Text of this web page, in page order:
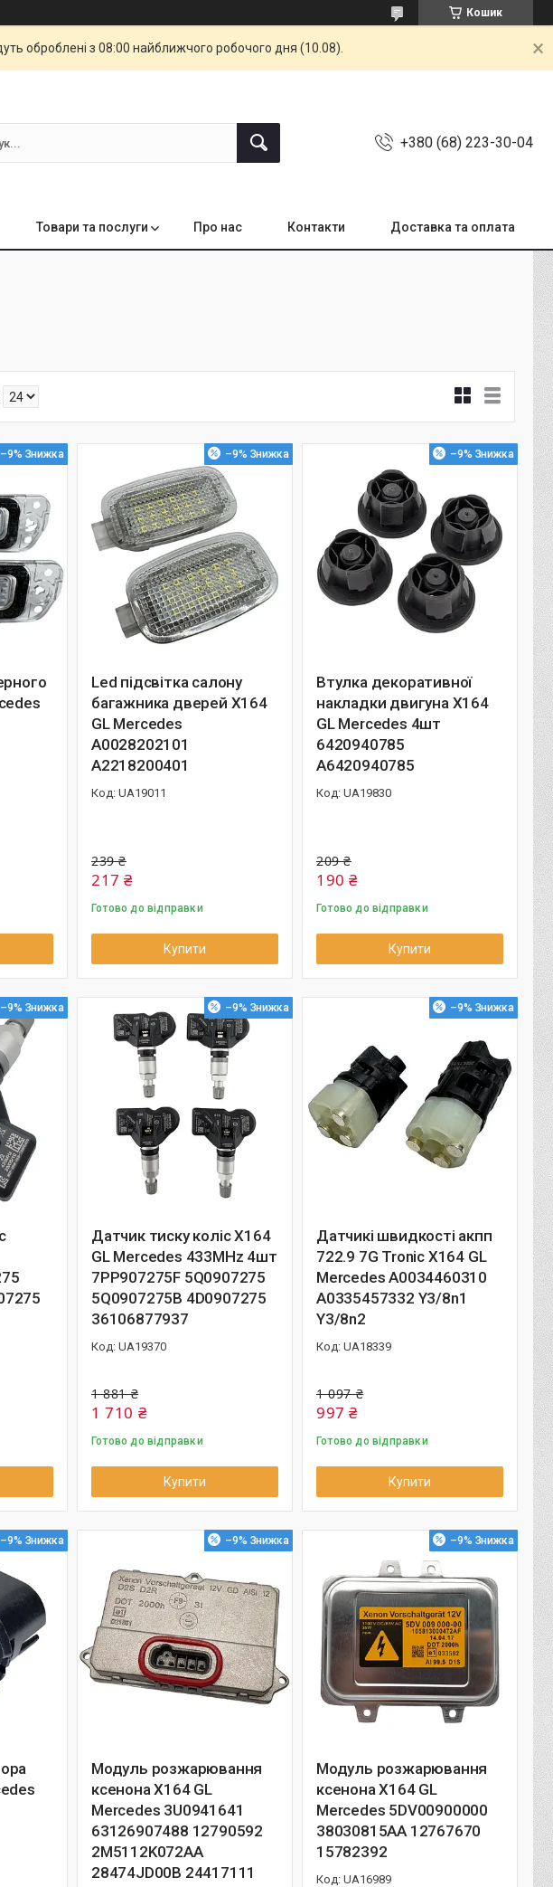
Кошик
оброблені з 08:00 найближчого робочого дня (10.08).
+380 (68) 223-30-04
Товари та послуги Про нас Контакти Доставка та оплата
–9% –9%
Led підсвітка салону
багажника дверей X164
GL Mercedes
A0028202101
A2218200401
UA19011
239 ₴
217 ₴
Готово до відправки
Купити
–9%
Втулка декоративної
накладки двигуна X164
GL Mercedes 4шт
6420940785
A6420940785
UA19830
209 ₴
190 ₴
Готово до відправки
Купити
–9% –9%
Датчик тиску коліс X164
GL Mercedes 433MHz 4шт
7PP907275F 5Q0907275
5Q0907275B 4D0907275
36106877937
UA19370
1 881 ₴
1 710 ₴
Готово до відправки
Купити
–9%
Датчикі швидкості акпп
722.9 7G Tronic X164 GL
Mercedes A0034460310
A0335457332 Y3/8n1
Y3/8n2
UA18339
1 097 ₴
997 ₴
Готово до відправки
Купити
–9% –9%
Модуль розжарювання
ксенона X164 GL
Mercedes 3U0941641
63126907488 12790592
2M5112K072AA
28474JD00B 24417111
–9%
Модуль розжарювання
ксенона X164 GL
Mercedes 5DV00900000
38030815AA 12767670
15782392
UA16989